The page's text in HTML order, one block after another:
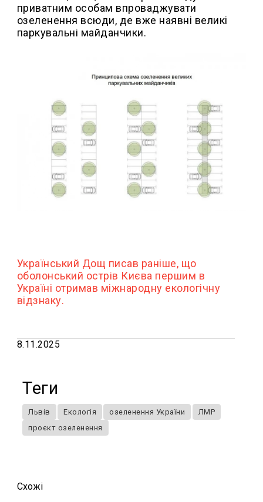
приватним особам впроваджувати
озеленення всюди, де вже наявні великі
паркувальні майданчики.
Український Дощ писав раніше, що
оболонський острів Києва першим в
Україні отримав міжнародну екологічну
відзнаку.
8.11.2025
Теги
Львів Екологія озеленення України
ЛМР
проєкт озеленення
Схожi